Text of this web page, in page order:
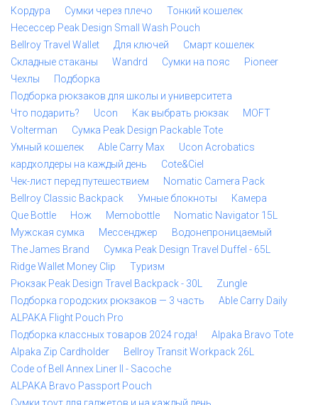
Кордура
Сумки через плечо
Тонкий кошелек
Несессер Peak Design Small Wash Pouch
Bellroy Travel Wallet
Для ключей
Смарт кошелек
Складные стаканы
Wandrd Сумки на пояс
Pioneer
Чехлы
Подборка
Подборка рюкзаков для школы и университета
Что подарить?
Ucon Как выбрать рюкзак
MOFT
Volterman
Сумка Peak Design Packable Tote
Умный кошелек
Able Carry Max
Ucon Acrobatics
кардхолдеры на каждый день
Cote&Ciel
Чек-лист перед путешествием
Nomatic Camera Pack
Bellroy Classic Backpack
Умные блокноты
Камера
Que Bottle
Нож Memobottle
Nomatic Navigator 15L
Мужская сумка
Мессенджер
Водонепроницаемый
The James Brand
Сумка Peak Design Travel Duffel - 65L
Ridge Wallet Money Clip
Туризм
Рюкзак Peak Design Travel Backpack - 30L
Zungle
Подборка городских рюкзаков — 3 часть
Able Carry Daily
ALPAKA Flight Pouch Pro
Подборка классных товаров 2024 года!
Alpaka Bravo Tote
Alpaka Zip Cardholder
Bellroy Transit Workpack 26L
Code of Bell Annex Liner II - Sacoche
ALPAKA Bravo Passport Pouch
Сумки тоут для гаджетов и на каждый день